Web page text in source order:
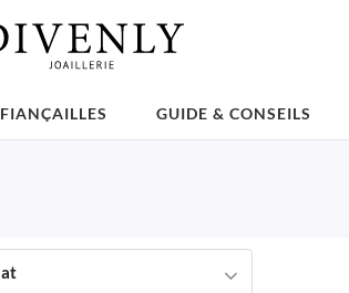
GUIDE & CONSEILS